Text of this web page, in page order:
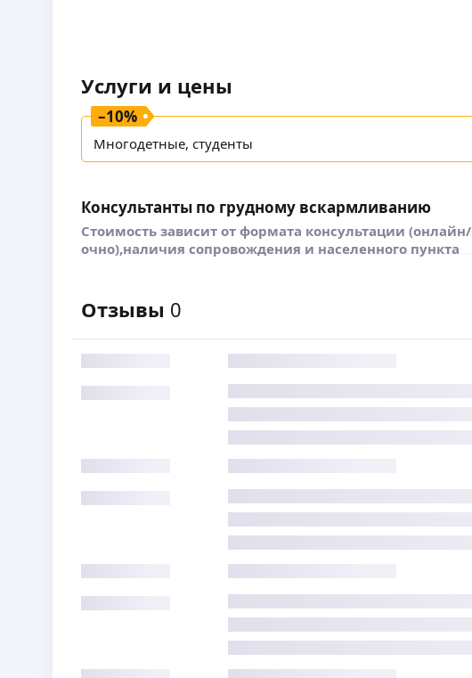
Услуги и цены
–10%
Многодетные, студенты
Консультанты по грудному вскармливанию
Стоимость зависит от формата консультации (онлайн/
очно),наличия сопровождения и населенного пункта
Отзывы 0